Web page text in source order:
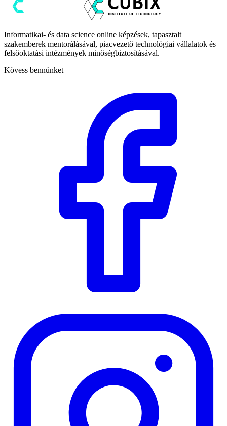
Informatikai- és data science online képzések, tapasztalt
szakemberek mentorálásával, piacvezető technológiai vállalatok és
felsőoktatási intézmények minőségbiztosításával.
Kövess bennünket